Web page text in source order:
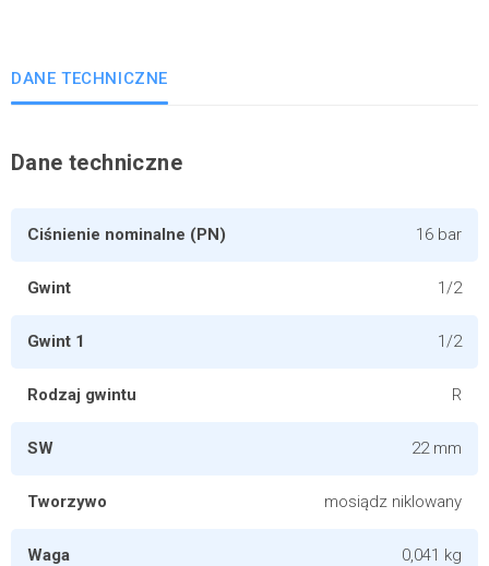
DANE TECHNICZNE
Dane techniczne
Ciśnienie nominalne (PN) 16 bar
Gwint 1/2
Gwint 1 1/2
Rodzaj gwintu R
SW 22 mm
Tworzywo mosiądz niklowany
Waga 0,041 kg